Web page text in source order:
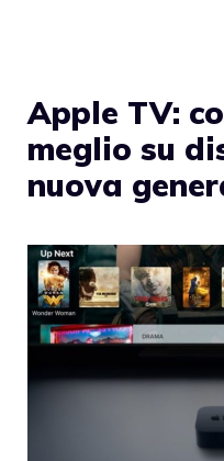
Apple TV:
meglio su
nuova